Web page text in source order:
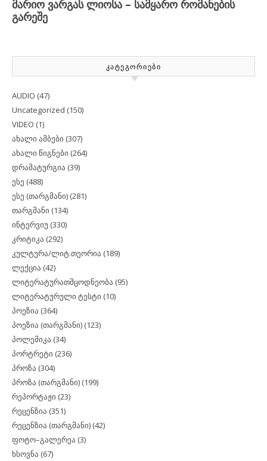
ᲙᲐᲢᲔᲒᲝᲠᲘᲔᲑᲘ
AUDIO (47)
Uncategorized (150)
VIDEO (1)
ახალი ამბები (307)
ახალი წიგნები (264)
დრამატურგია (39)
ესე (488)
ესე (თარგმანი) (281)
თარგმანი (134)
ინტერვიუ (330)
კრიტიკა (292)
კულტურა/ლიტ.თეორია (189)
ლექცია (42)
ლიტერატურათმცოდნეობა (95)
ლიტერატურული ტესტი (10)
პოეზია (364)
პოეზია (თარგმანი) (123)
პოლემიკა (34)
პორტრეტი (236)
პროზა (304)
პროზა (თარგმანი) (199)
რეპორტაჟი (23)
რეცენზია (351)
რეცენზია (თარგმანი) (42)
ფოტო–გალერეა (3)
ხსოვნა (67)